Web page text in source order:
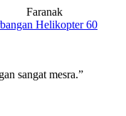
Faranak
Helikopter 60
sangat mesra.”